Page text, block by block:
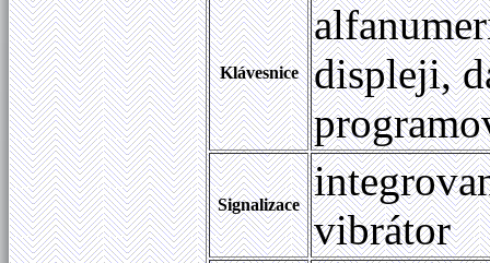
Klávesnice
displeji,
Signalizace
vibrátor